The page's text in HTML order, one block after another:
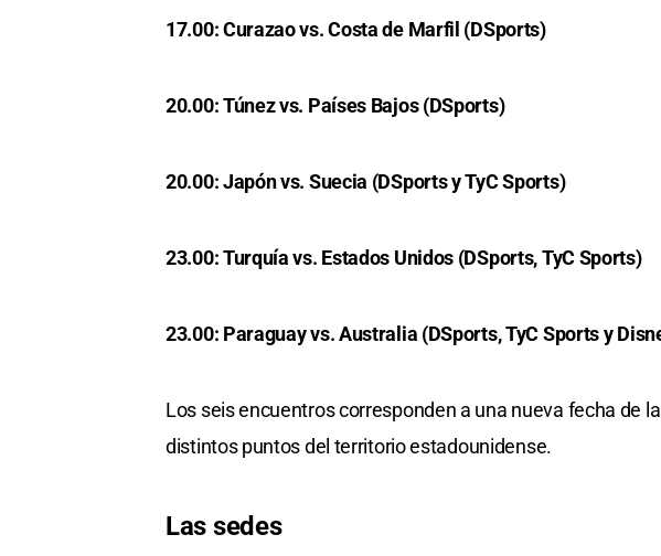
17.00: Curazao vs. Costa de Marfil (DSports)
20.00: Túnez vs. Países Bajos (DSports)
20.00: Japón vs. Suecia (DSports y TyC Sports)
23.00: Turquía vs. Estados Unidos (DSports, TyC Sports)
23.00: Paraguay vs. Australia (DSports, TyC Sports y
Los seis encuentros corresponden a una nueva fecha de
distintos puntos del territorio estadounidense.
Las sedes